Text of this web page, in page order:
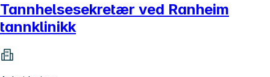
Tannhelsesekretær ved Ranheim
tannklinikk